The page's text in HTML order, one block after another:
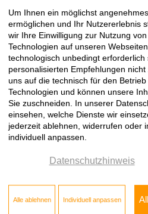
Mit der neuen Ausstellung ist der
bestens gerüstet, um
dem Rhein-Main-Gebiet optimal
Jetzt zum Klöpfer
Newsletter
Um Ihnen ein möglichst
ermöglichen und Ihr Nutzererlebnis
wir Ihre Einwilligung zur Nutzung
Technologien auf unseren
technologisch unbedingt erforderlich
personalisierten Empfehlungen
uns auf die technisch für den
Technologien und können unsere
Sie zuschneiden. In unserer
einsehen, welche Dienste wir
jederzeit ablehnen, widerrufen oder
individuell anpassen.
Datenschutzhinweis
Alle ablehnen Individuell anpassen